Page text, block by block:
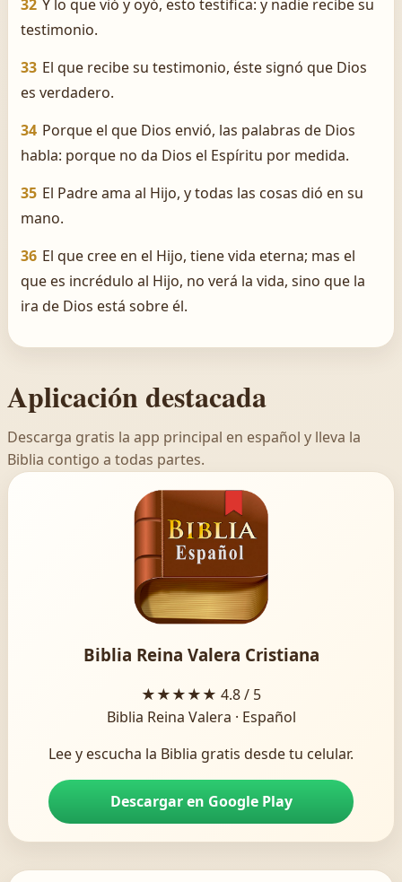
32 Y lo que vió y oyó, esto testifica: y nadie recibe su
testimonio.
33 El que recibe su testimonio, éste signó que Dios
es verdadero.
34 Porque el que Dios envió, las palabras de Dios
habla: porque no da Dios el Espíritu por medida.
35 El Padre ama al Hijo, y todas las cosas dió en su
mano.
36 El que cree en el Hijo, tiene vida eterna; mas el
que es incrédulo al Hijo, no verá la vida, sino que la
ira de Dios está sobre él.
Aplicación destacada
Descarga gratis la app principal en español y lleva la
Biblia contigo a todas partes.
Biblia Reina Valera Cristiana
★★★★★ 4.8 / 5
Biblia Reina Valera · Español
Lee y escucha la Biblia gratis desde tu celular.
Descargar en Google Play